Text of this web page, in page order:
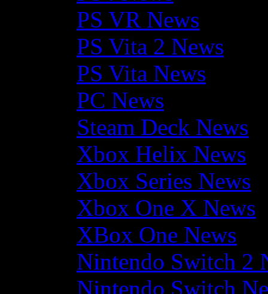
PS VR News
PS Vita 2 News
PS Vita News
PC News
Steam Deck News
Xbox Helix News
Xbox Series News
Xbox One X News
XBox One News
Nintendo Switch 2
Nintendo Switch